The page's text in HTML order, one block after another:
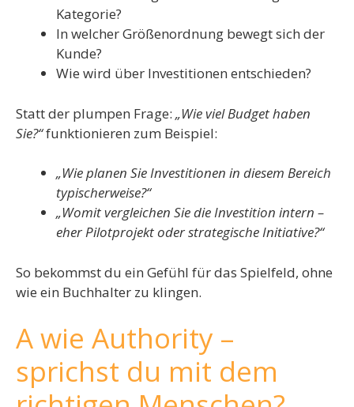
Kategorie?
In welcher Größenordnung bewegt sich der
Kunde?
Wie wird über Investitionen entschieden?
Statt der plumpen Frage: „Wie viel Budget haben
Sie?“funktionieren zum Beispiel:
„Wie planen Sie Investitionen in diesem Bereich
typischerweise?“
„Womit vergleichen Sie die Investition intern –
eher Pilotprojekt oder strategische Initiative?“
So bekommst du ein Gefühl für das Spielfeld, ohne
wie ein Buchhalter zu klingen.
A wie Authority –
sprichst du mit dem